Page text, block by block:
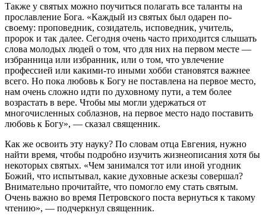
Также у святых можно поучиться полагать все таланты на
прославление Бога. «Каждый из святых был одарен по-
своему: проповедник, созидатель, исповедник, учитель,
пророк и так далее. Сегодня очень часто приходится слышать
слова молодых людей о том, что для них на первом месте —
избранница или избранник, или о том, что увлечение
профессией или какими-то иными хобби становятся важнее
всего. Но пока любовь к Богу не поставлена на первое место,
нам очень сложно идти по духовному пути, а тем более
возрастать в вере. Чтобы мы могли удержаться от
многочисленных соблазнов, на первое место надо поставить
любовь к Богу», — сказал священник.
Как же освоить эту науку? По словам отца Евгения, нужно
найти время, чтобы подробно изучить жизнеописания хотя бы
некоторых святых. «Чем занимался тот или иной угодник
Божий, что испытывал, какие духовные аскезы совершал?
Внимательно прочитайте, что помогло ему стать святым.
Очень важно во время Петровского поста вернуться к такому
чтению», — подчеркнул священник.